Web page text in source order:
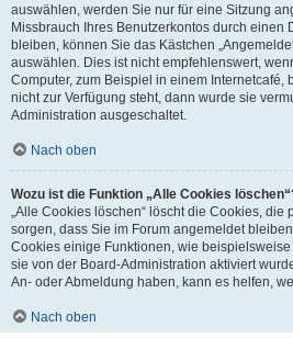
auswählen, werden Sie nur für eine Sitzung
Missbrauch Ihres Benutzerkontos durch einen
bleiben, können Sie das Kästchen
auswählen. Dies ist nicht empfehlenswert,
Computer, zum Beispiel in einem Internetcafé,
nicht zur Verfügung steht, dann wurde sie
Administration ausgeschaltet.
Nach oben
Wozu ist die Funktion „Alle Cookies
„Alle Cookies löschen“ löscht die Cookies, die
sorgen, dass Sie im Forum angemeldet
Cookies einige Funktionen, wie beispielsweise
sie von der Board-Administration aktiviert
An- oder Abmeldung haben, kann es helfen,
Nach oben